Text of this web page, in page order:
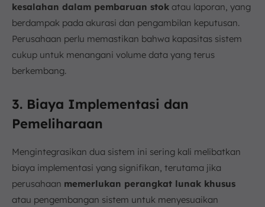
kesalahan dalam pembaruan stok atau laporan, yang
berdampak pada akurasi dan pengambilan keputusan.
Perusahaan perlu memastikan bahwa kapasitas sistem
cukup untuk menangani volume data yang terus
berkembang.
3. Biaya Implementasi dan
Pemeliharaan
Mengintegrasikan dua sistem ini sering kali melibatkan
biaya implementasi yang signifikan, terutama jika
perusahaan memerlukan perangkat lunak khusus
atau pengembangan sistem untuk menyesuaikan